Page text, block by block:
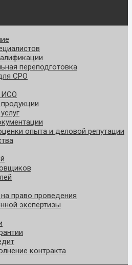
переподготовка
СРО
ИСО
опыта и деловой репутации
право проведения
экспертизы
контракта